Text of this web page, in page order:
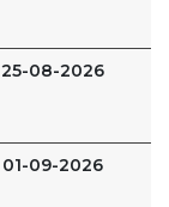
25-08-2026
01-09-2026